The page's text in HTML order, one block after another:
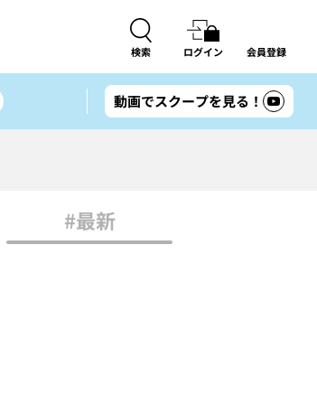
検索 ログイン 会員登録
動画でスクープを見る！
#最新